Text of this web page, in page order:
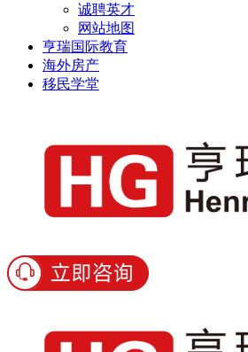
诚聘英才
网站地图
亨瑞国际教育
海外房产
移民学堂